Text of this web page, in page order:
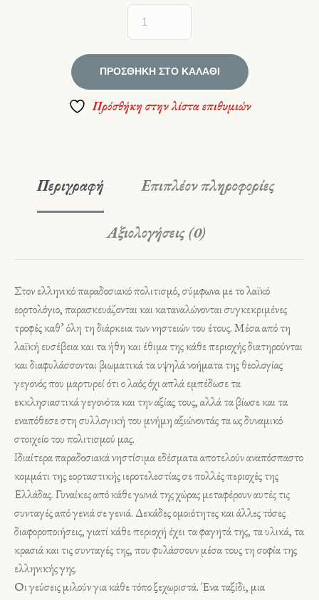
ΠΡΟΣΘΉΚΗ ΣΤΟ ΚΑΛΆΘΙ
Πρόσθήκη στην λίστα επιθυμιών
Περιγραφή Επιπλέον πληροφορίες
Αξιολογήσεις (0)
Στον ελληνικό παραδοσιακό πολιτισμό, σύμφωνα με το λαϊκό
εορτολόγιο, παρασκευάζονται και καταναλώνονται συγκεκριμένες
τροφές καθ’ όλη τη διάρκεια των νηστειών του έτους. Μέσα από τη
λαϊκή ευσέβεια και τα ήθη και έθιμα της κάθε περιοχής διατηρούνται
και διαφυλάσσονται βιωματικά τα υψηλά νοήματα της θεολογίας
γεγονός που μαρτυρεί ότι ο λαός όχι απλά εμπέδωσε τα
εκκλησιαστικά γεγονότα και την αξίας τους, αλλά τα βίωσε και τα
εναπόθεσε στη συλλογική του μνήμη αξιώνοντάς τα ως δυναμικό
στοιχείο του πολιτισμού μας.
Ιδιαίτερα παραδοσιακά νηστίσιμα εδέσματα αποτελούν αναπόσπαστο
κομμάτι της εορταστικής ιεροτελεστίας σε πολλές περιοχές της
Ελλάδας. Γυναίκες από κάθε γωνιά της χώρας μεταφέρουν αυτές τις
συνταγές από γενιά σε γενιά. Δεκάδες ομοιότητες και άλλες τόσες
διαφοροποιήσεις, γιατί κάθε περιοχή έχει τα φαγητά της, τα υλικά, τα
κρασιά και τις συνταγές της, που φυλάσσουν μέσα τους τη σοφία της
ελληνικής γης.
Οι γεύσεις μιλούν για κάθε τόπο ξεχωριστά. Ένα ταξίδι, μια